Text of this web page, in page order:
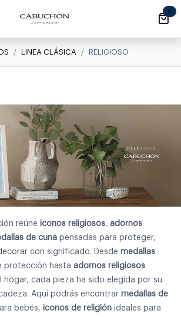
0
LINEA CLÁSICA RELIGIOSO
reúne iconos religiosos, adornos
de cuna pensadas para proteger,
con significado. Desde medallas
protección hasta adornos religiosos
hogar, cada pieza ha sido elegida por su
Aquí podrás encontrar medallas de
bebés, iconos de religiónideales para